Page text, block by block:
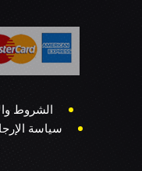
الشروط
سياسة